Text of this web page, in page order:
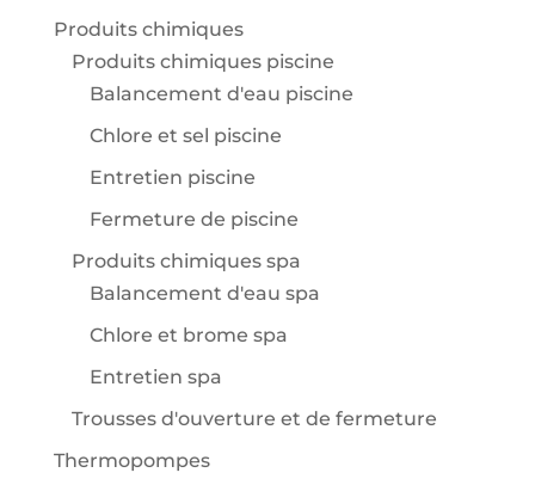
Produits chimiques
Produits chimiques piscine
Balancement d'eau piscine
Chlore et sel piscine
Entretien piscine
Fermeture de piscine
Produits chimiques spa
Balancement d'eau spa
Chlore et brome spa
Entretien spa
Trousses d'ouverture et de fermeture
Thermopompes